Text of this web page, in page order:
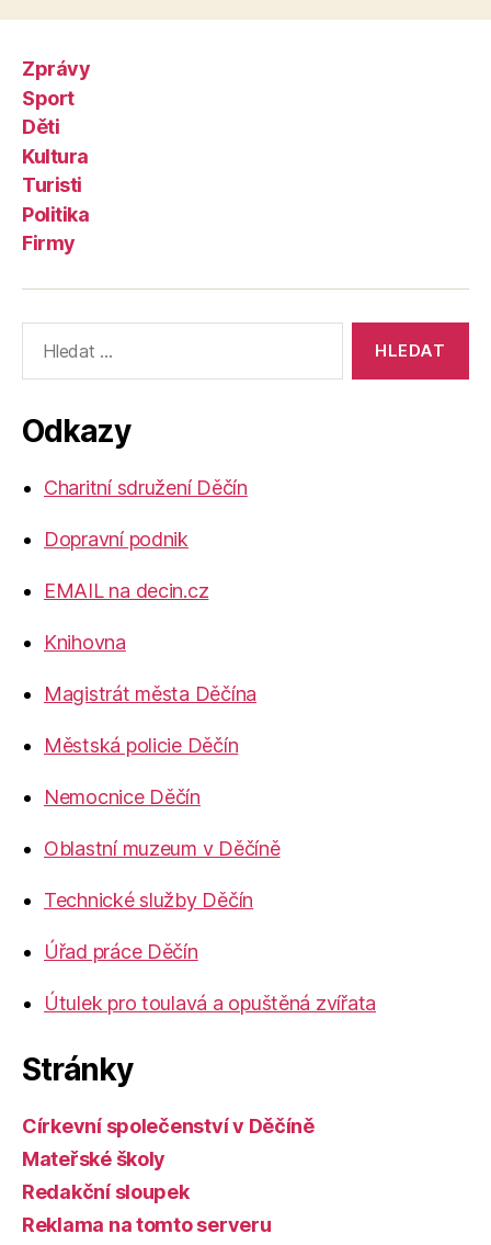
Zprávy
Sport
Děti
Kultura
Turisti
Politika
Firmy
vyhledávání:
Odkazy
Charitní sdružení Děčín
Dopravní podnik
EMAIL na decin.cz
Knihovna
Magistrát města Děčína
Městská policie Děčín
Nemocnice Děčín
Oblastní muzeum v Děčíně
Technické služby Děčín
Úřad práce Děčín
Útulek pro toulavá a opuštěná zvířata
Stránky
Církevní společenství v Děčíně
Mateřské školy
Redakční sloupek
Reklama na tomto serveru